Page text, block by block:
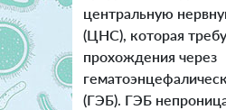
центральную
(ЦНС), которая
прохождения через
(ГЭБ). ГЭБ